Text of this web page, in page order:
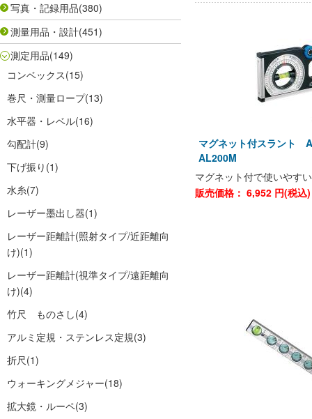
写真・記録用品(380)
測量用品・設計(451)
測定用品(149)
コンベックス(15)
巻尺・測量ロープ(13)
水平器・レベル(16)
勾配計(9)
下げ振り (1)
水糸(7)
レーザー墨出し器(1)
レーザー距離計(照射タイプ/近距離向
け)(1)
レーザー距離計(視準タイプ/遠距離向
け)(4)
竹尺 ものさし(4)
アルミ定規・ステンレス定規(3)
折尺(1)
ウォーキングメジャー(18)
拡大鏡・ルーペ(3)
マグネット付スラント
AL200M
マグネット付で使いやす
販売価格： 6,952 円(税